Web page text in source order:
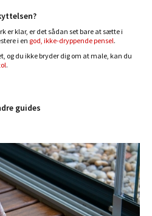
er klar, er det sådan set bare at sætte i
i en god, ikke-dryppende pensel.
og du ikke bryder dig om at male, kan du
.
guides